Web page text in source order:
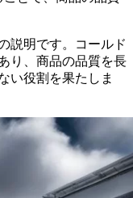
説明です。コールド
り、商品の品質を長
い役割を果たしま